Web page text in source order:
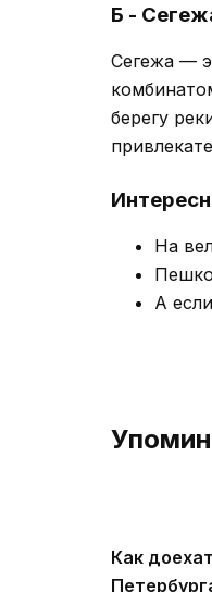
Б -
Сегежа —
берегу
На
А
Как